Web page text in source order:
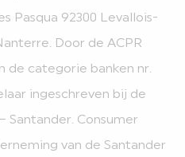
Pasqua 92300 Levallois-
Door de ACPR
de categorie banken nr.
ingeschreven bij de
Santander. Consumer
van de Santander